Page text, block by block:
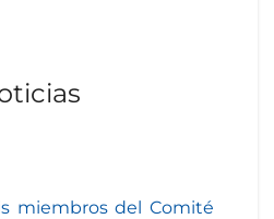
miembros del Comité